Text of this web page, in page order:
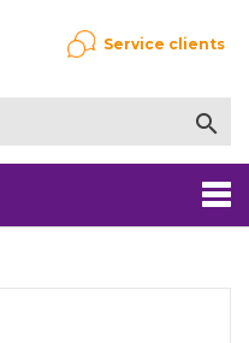

Service clients